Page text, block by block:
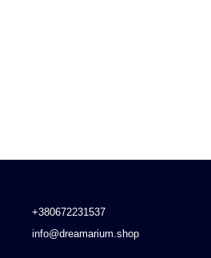
+380672231537
info@dreamarium.shop